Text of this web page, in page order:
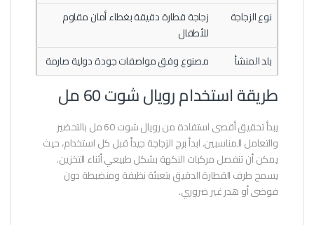
نوع الزجاجة
زجاجة قطارة دقيقة بغطاء أمان مقاوم
للأطفال
بلد المنشأ
مصنوع وفق مواصفات جودة دولية صارمة
طريقة استخدام رويال شوت 60 مل
يبدأ تحقيق أقصى استفادة من رويال شوت 60 مل بالتحضير
والتعامل المناسبين. ابدأ برج الزجاجة جيداً قبل كل استخدام، حيث
يمكن أن تنفصل مركبات النكهة بشكل طبيعي أثناء التخزين.
يسمح طرف القطارة الدقيق بتعبئة نظيفة ومنضبطة دون
فوضى أو هدر غير ضروري.